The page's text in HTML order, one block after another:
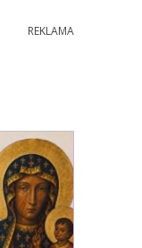
REKLAMA